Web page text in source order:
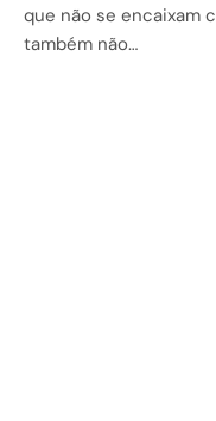
que não se encaixam
também não…